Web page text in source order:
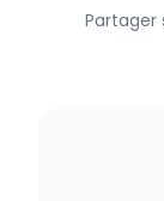
Partager